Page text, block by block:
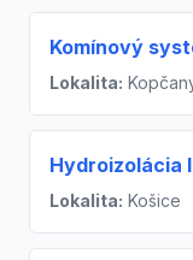
Komínový
Lokalita:
Hydroizolácia
Lokalita: Košice